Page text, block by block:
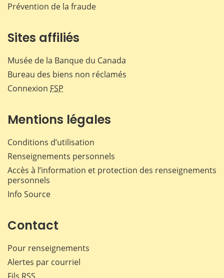
Prévention de la fraude
Sites affiliés
Musée de la Banque du Canada
Bureau des biens non réclamés
Connexion FSP
Mentions légales
Conditions d’utilisation
Renseignements personnels
Accès à l’information et protection des renseignements
personnels
Info Source
Contact
Pour renseignements
Alertes par courriel